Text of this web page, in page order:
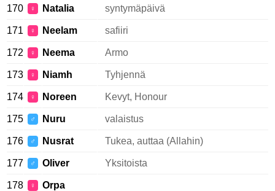
170 ♀ Natalia syntymäpäivä
171 ♀ Neelam safiiri
172 ♀ Neema Armo
173 ♀ Niamh Tyhjennä
174 ♀ Noreen Kevyt, Honour
175 ♂ Nuru valaistus
176 ♂ Nusrat Tukea, auttaa (Allahin)
177 ♂ Oliver Yksitoista
178 ♀ Orpa